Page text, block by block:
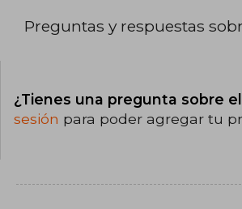
Preguntas y respuestas
¿Tienes una pregunta sobre
sesión para poder agregar tu